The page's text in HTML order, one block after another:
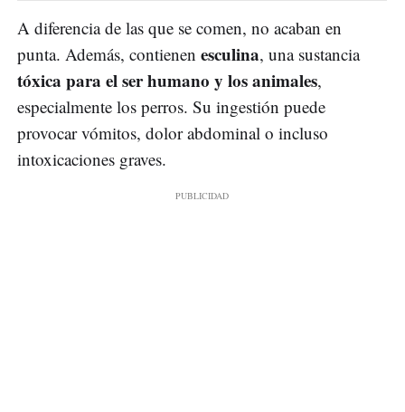
A diferencia de las que se comen, no acaban en
punta. Además, contienen esculina, una sustancia
tóxica para el ser humano y los animales,
especialmente los perros. Su ingestión puede
provocar vómitos, dolor abdominal o incluso
intoxicaciones graves.